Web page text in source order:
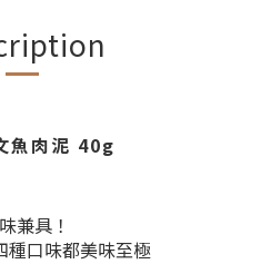
魚肉泥 40g
兼具！
種口味都美味至極